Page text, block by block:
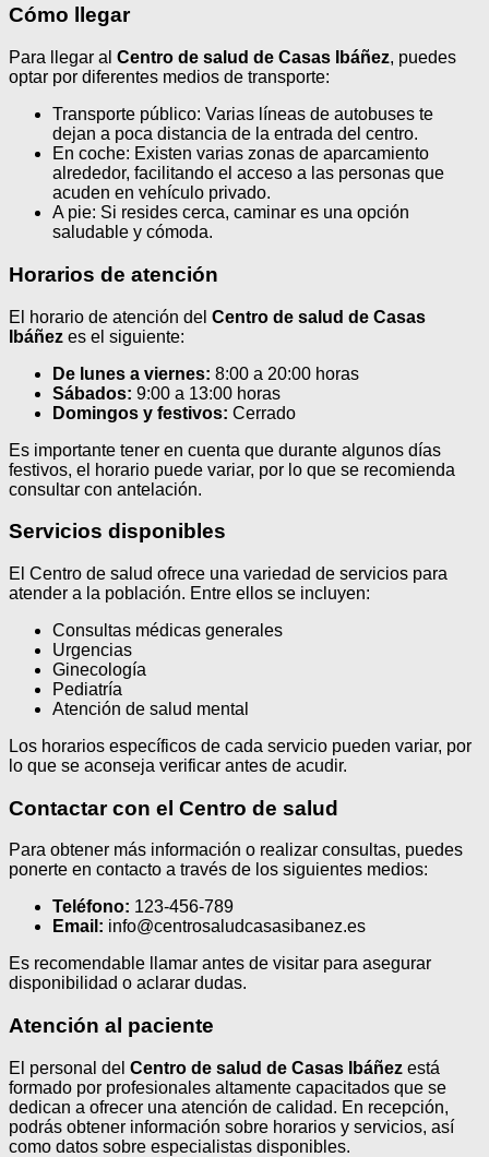
Cómo llegar
Para llegar al Centro de salud de Casas Ibáñez, puedes
optar por diferentes medios de transporte:
Transporte público: Varias líneas de autobuses te
dejan a poca distancia de la entrada del centro.
En coche: Existen varias zonas de aparcamiento
alrededor, facilitando el acceso a las personas que
acuden en vehículo privado.
A pie: Si resides cerca, caminar es una opción
saludable y cómoda.
Horarios de atención
El horario de atención del Centro de salud de Casas
Ibáñez es el siguiente:
De lunes a viernes: 8:00 a 20:00 horas
Sábados: 9:00 a 13:00 horas
Domingos y festivos: Cerrado
Es importante tener en cuenta que durante algunos días
festivos, el horario puede variar, por lo que se recomienda
consultar con antelación.
Servicios disponibles
El Centro de salud ofrece una variedad de servicios para
atender a la población. Entre ellos se incluyen:
Consultas médicas generales
Urgencias
Ginecología
Pediatría
Atención de salud mental
Los horarios específicos de cada servicio pueden variar, por
lo que se aconseja verificar antes de acudir.
Contactar con el Centro de salud
Para obtener más información o realizar consultas, puedes
ponerte en contacto a través de los siguientes medios:
Teléfono: 123-456-789
Email: info@centrosaludcasasibanez.es
Es recomendable llamar antes de visitar para asegurar
disponibilidad o aclarar dudas.
Atención al paciente
El personal del Centro de salud de Casas Ibáñez está
formado por profesionales altamente capacitados que se
dedican a ofrecer una atención de calidad. En recepción,
podrás obtener información sobre horarios y servicios, así
como datos sobre especialistas disponibles.